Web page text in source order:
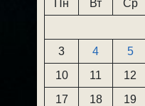
Пн
Вт Ср
3
4 5
10
11 12
17
18 19